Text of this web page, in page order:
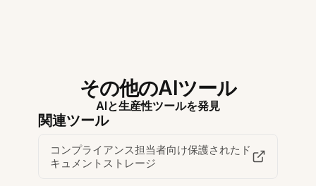
その他のAIツール
AIと生産性ツールを発見
関連ツール
コンプライアンス担当者向け保護されたド
キュメントストレージ